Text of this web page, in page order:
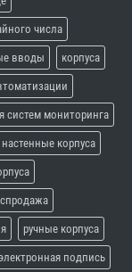
числа
вводы корпуса
систем мониторинга
настенные корпуса
ручные корпуса
подпись